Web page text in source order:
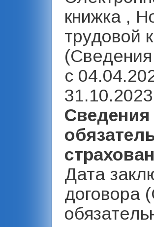
книжка ,
трудовой
с
Сведения
Дата
договора